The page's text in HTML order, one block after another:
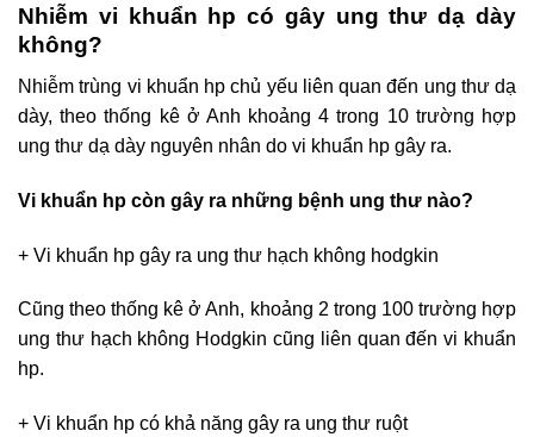
Nhiễm vi khuẩn hp có gây ung thư dạ dày
không?
Nhiễm trùng vi khuẩn hp chủ yếu liên quan đến ung thư dạ
dày, theo thống kê ở Anh khoảng 4 trong 10 trường hợp
ung thư dạ dày nguyên nhân do vi khuẩn hp gây ra.
Vi khuẩn hp còn gây ra những bệnh ung thư nào?
+ Vi khuẩn hp gây ra ung thư hạch không hodgkin
Cũng theo thống kê ở Anh, khoảng 2 trong 100 trường hợp
ung thư hạch không Hodgkin cũng liên quan đến vi khuẩn
hp.
+ Vi khuẩn hp có khả năng gây ra ung thư ruột